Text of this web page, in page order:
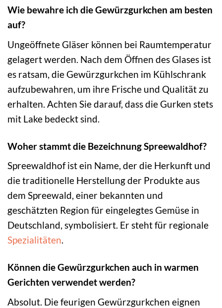
Wie bewahre ich die Gewürzgurkchen am besten
auf?
Ungeöffnete Gläser können bei Raumtemperatur
gelagert werden. Nach dem Öffnen des Glases ist
es ratsam, die Gewürzgurkchen im Kühlschrank
aufzubewahren, um ihre Frische und Qualität zu
erhalten. Achten Sie darauf, dass die Gurken stets
mit Lake bedeckt sind.
Woher stammt die Bezeichnung Spreewaldhof?
Spreewaldhof ist ein Name, der die Herkunft und
die traditionelle Herstellung der Produkte aus
dem Spreewald, einer bekannten und
geschätzten Region für eingelegtes Gemüse in
Deutschland, symbolisiert. Er steht für regionale
Spezialitäten.
Können die Gewürzgurkchen auch in warmen
Gerichten verwendet werden?
Absolut. Die feurigen Gewürzgurkchen eignen